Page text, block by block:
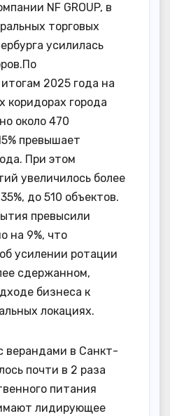
NF GROUP, в
торговых
усилилась
2025 года на
коридорах города
около 470
превышает
При этом
увеличилось более
до 510 объектов.
превысили
на 9%, что
усилении ротации
сдержанном,
бизнеса к
локациях.
верандами в Санкт-
почти в 2 раза
питания
лидирующее